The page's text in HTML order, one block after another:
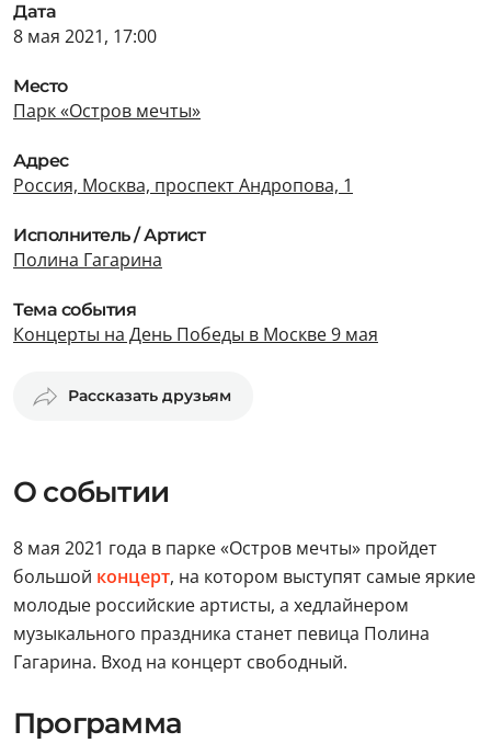
Дата
8 мая 2021, 17:00
Место
Парк «Остров мечты»
Адрес
Россия, Москва, проспект Андропова, 1
Исполнитель / Артист
Полина Гагарина
Тема события
Концерты на День Победы в Москве 9 мая
Рассказать друзьям
О событии
8 мая 2021 года в парке «Остров мечты» пройдет
большой концерт, на котором выступят самые яркие
молодые российские артисты, а хедлайнером
музыкального праздника станет певица Полина
Гагарина. Вход на концерт свободный.
Программа